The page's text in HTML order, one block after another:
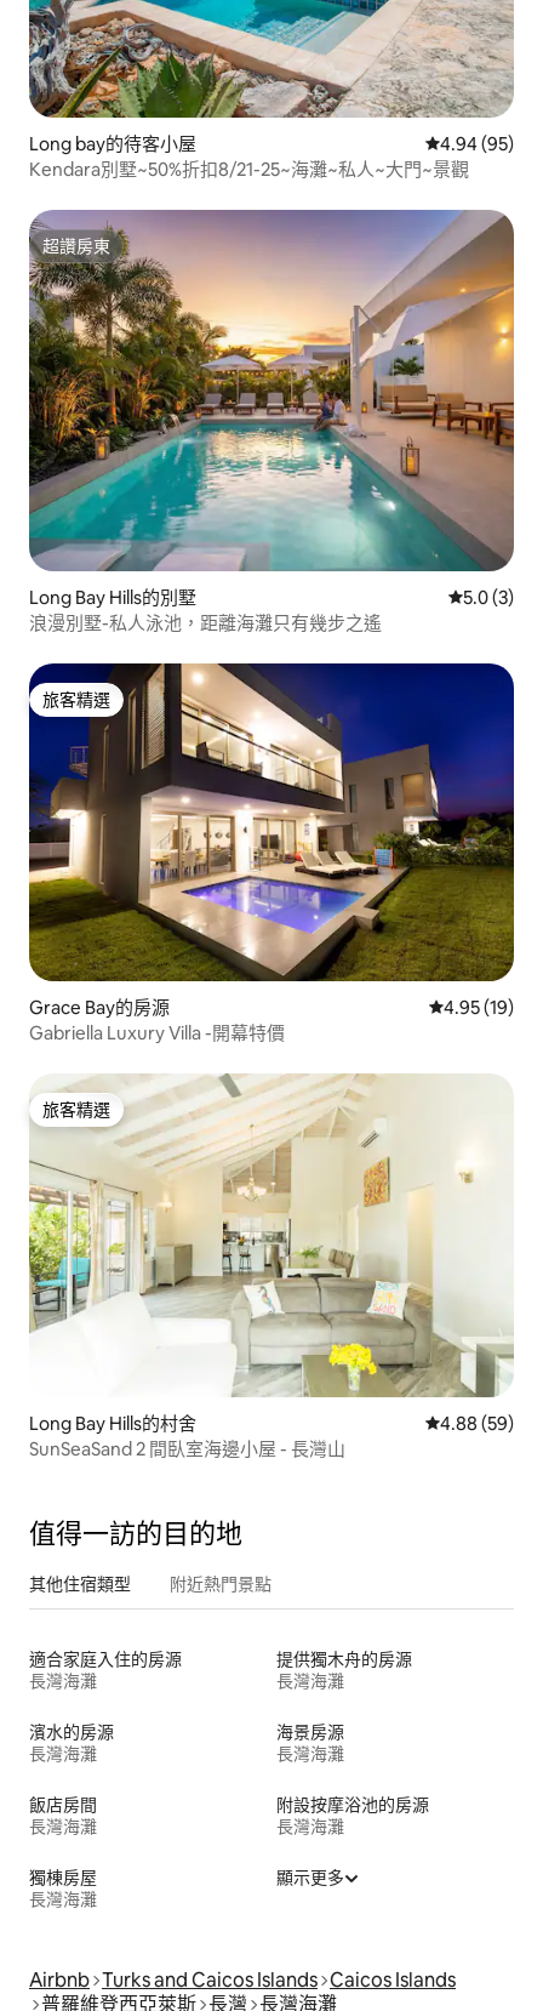
Long bay的待客小屋 從 95 則評價
4.94 (95)
Kendara別墅~50%折扣8/21-25~海灘~私人~大門~景觀
超讚房東
超讚房東
Long Bay Hills的別墅 從 3 則評
5.0 (3)
浪漫別墅-私人泳池，距離海灘只有幾步之遙
旅客精選
旅客精選
Grace Bay的房源 從 19 則評價
4.95 (19)
Gabriella Luxury Villa -開幕特價
旅客精選
旅客精選
Long Bay Hills的村舍 從 59 則評價
4.88 (59)
SunSeaSand 2 間臥室海邊小屋 - 長灣山
值得一訪的目的地
其他住宿類型 附近熱門景點
適合家庭入住的房源
長灣海灘
提供獨木舟的房源
長灣海灘
濱水的房源
長灣海灘
海景房源
長灣海灘
飯店房間
長灣海灘
附設按摩浴池的房源
長灣海灘
獨棟房屋
長灣海灘
顯示更多
Airbnb Turks and Caicos Islands Caicos Islands
普羅維登西亞萊斯 長灣 長灣海灘